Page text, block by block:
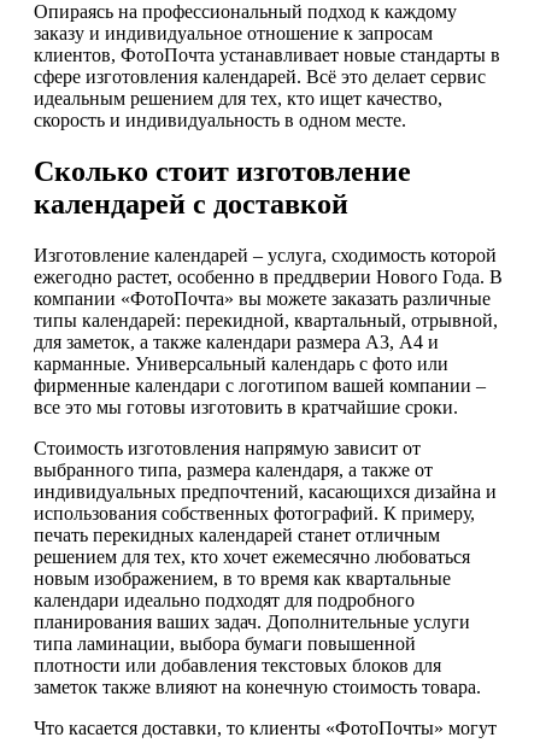
Опираясь на профессиональный подход к каждому
заказу и индивидуальное отношение к запросам
клиентов, ФотоПочта устанавливает новые стандарты в
сфере изготовления календарей. Всё это делает сервис
идеальным решением для тех, кто ищет качество,
скорость и индивидуальность в одном месте.
Сколько стоит изготовление
календарей с доставкой
Изготовление календарей – услуга, сходимость которой
ежегодно растет, особенно в преддверии Нового Года. В
компании «ФотоПочта» вы можете заказать различные
типы календарей: перекидной, квартальный, отрывной,
для заметок, а также календари размера А3, А4 и
карманные. Универсальный календарь с фото или
фирменные календари с логотипом вашей компании –
все это мы готовы изготовить в кратчайшие сроки.
Стоимость изготовления напрямую зависит от
выбранного типа, размера календаря, а также от
индивидуальных предпочтений, касающихся дизайна и
использования собственных фотографий. К примеру,
печать перекидных календарей станет отличным
решением для тех, кто хочет ежемесячно любоваться
новым изображением, в то время как квартальные
календари идеально подходят для подробного
планирования ваших задач. Дополнительные услуги
типа ламинации, выбора бумаги повышенной
плотности или добавления текстовых блоков для
заметок также влияют на конечную стоимость товара.
Что касается доставки, то клиенты «ФотоПочты» могут